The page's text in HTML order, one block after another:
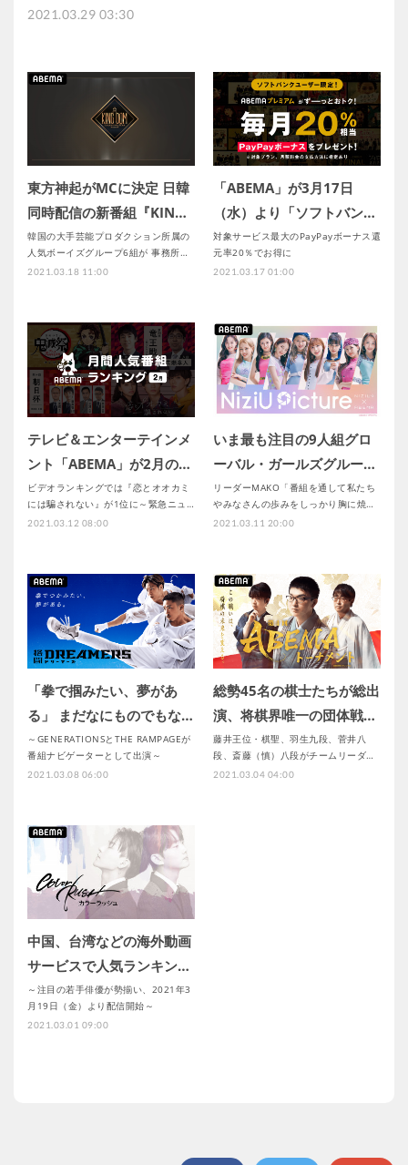
2021.03.29 03:30
東方神起がMCに決定 日韓
同時配信の新番組『KIN…
韓国の大手芸能プロダクション所属の
人気ボーイズグループ6組が 事務所…
2021.03.18 11:00
「ABEMA」が3月17日
（水）より「ソフトバン…
対象サービス最大のPayPayボーナス還
元率20％でお得に
2021.03.17 01:00
テレビ＆エンターテインメ
ント「ABEMA」が2月の…
ビデオランキングでは『恋とオオカミ
には騙されない』が1位に～緊急ニュ…
2021.03.12 08:00
いま最も注目の9人組グロ
ーバル・ガールズグルー…
リーダーMAKO「番組を通して私たち
やみなさんの歩みをしっかり胸に焼…
2021.03.11 20:00
「拳で掴みたい、夢があ
る」 まだなにものでもな…
～GENERATIONSとTHE RAMPAGEが
番組ナビゲーターとして出演～
2021.03.08 06:00
総勢45名の棋士たちが総出
演、将棋界唯一の団体戦…
藤井王位・棋聖、羽生九段、菅井八
段、斎藤（慎）八段がチームリーダ…
2021.03.04 04:00
中国、台湾などの海外動画
サービスで人気ランキン…
～注目の若手俳優が勢揃い、2021年3
月19日（金）より配信開始～
2021.03.01 09:00